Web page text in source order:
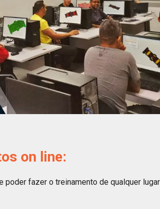
on line:
fazer o treinamento de qualquer